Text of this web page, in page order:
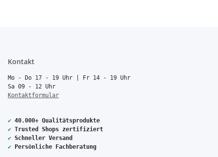
Kontakt
Mo - Do 17 - 19 Uhr | Fr 14 - 19 Uhr
Sa 09 - 12 Uhr
Kontaktformular
✔ 40.000+ Qualitätsprodukte
✔ Trusted Shops zertifiziert
✔ Schneller Versand
✔ Persönliche Fachberatung